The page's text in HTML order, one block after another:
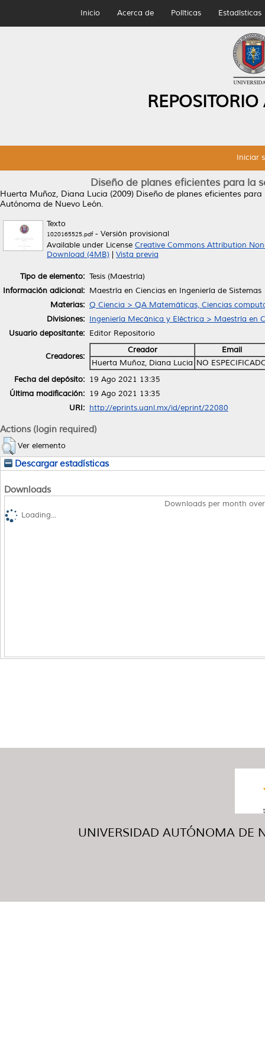
Inicio Acerca de Políticas Estadísticas
Iniciar
Diseño de planes eficientes para la
Huerta Muñoz, Diana Lucia (2009) Diseño de planes eficientes
Autónoma de Nuevo León.
Texto
1020165525.pdf- Versión provisional
Available under License Creative Commons Attribution
Download (4MB)
Vista previa
Tipo de elemento: Tesis (Maestría)
Información adicional: Maestría en Ciencias en Ingeniería de Sistemas
Materias: Q Ciencia > QA Matemáticas, Ciencias
Divisiones: Ingeniería Mecánica y Eléctrica > Maestría en
Usuario depositante: Editor Repositorio
Creadores:
Creador
Email
Huerta Muñoz, Diana Lucia NO
Fecha del depósito: 19 Ago 2021 13:35
Última modificación: 19 Ago 2021 13:35
URI: http://eprints.uanl.mx/id/eprint/22080
Actions (login required)
Ver elemento
Descargar estadísticas
Downloads
Downloads per month
Loading...
UNIVERSIDAD AUTÓNOMA DE